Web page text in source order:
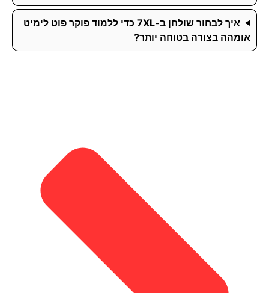
איך לבחור שולחן ב-7XL כדי ללמוד פוקר פוט לימיט
אומהה בצורה בטוחה יותר?